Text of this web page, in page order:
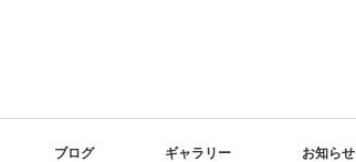
ブログ ギャラリー お知らせ